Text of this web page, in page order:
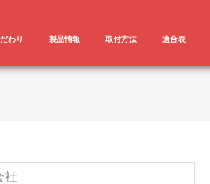
わり 製品情報 取付方法 適合表
社